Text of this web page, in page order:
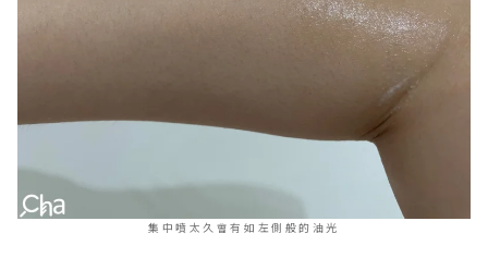
集中噴太久會有如左側般的油光